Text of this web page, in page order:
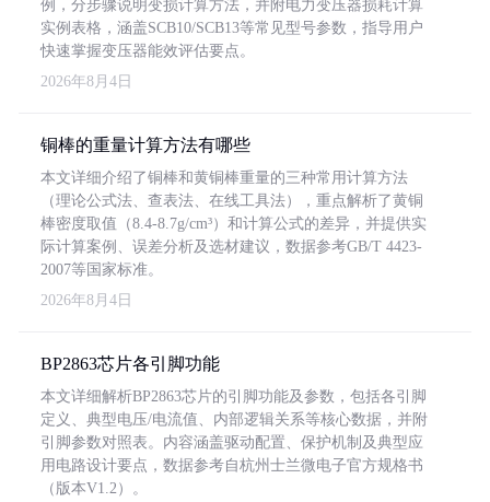
例，分步骤说明变损计算方法，并附电力变压器损耗计算
实例表格，涵盖SCB10/SCB13等常见型号参数，指导用户
快速掌握变压器能效评估要点。
2026年8月4日
铜棒的重量计算方法有哪些
本文详细介绍了铜棒和黄铜棒重量的三种常用计算方法
（理论公式法、查表法、在线工具法），重点解析了黄铜
棒密度取值（8.4-8.7g/cm³）和计算公式的差异，并提供实
际计算案例、误差分析及选材建议，数据参考GB/T 4423-
2007等国家标准。
2026年8月4日
BP2863芯片各引脚功能
本文详细解析BP2863芯片的引脚功能及参数，包括各引脚
定义、典型电压/电流值、内部逻辑关系等核心数据，并附
引脚参数对照表。内容涵盖驱动配置、保护机制及典型应
用电路设计要点，数据参考自杭州士兰微电子官方规格书
（版本V1.2）。